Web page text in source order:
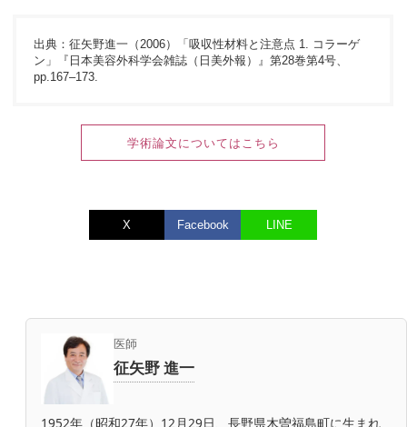
出典：征矢野進一（2006）「吸収性材料と注意点 1. コラーゲ
ン」『日本美容外科学会雑誌（日美外報）』第28巻第4号、
pp.167–173.
学術論文についてはこちら
X Facebook LINE
医師
征矢野 進一
1952年（昭和27年）12月29日、長野県木曽福島町に生まれ